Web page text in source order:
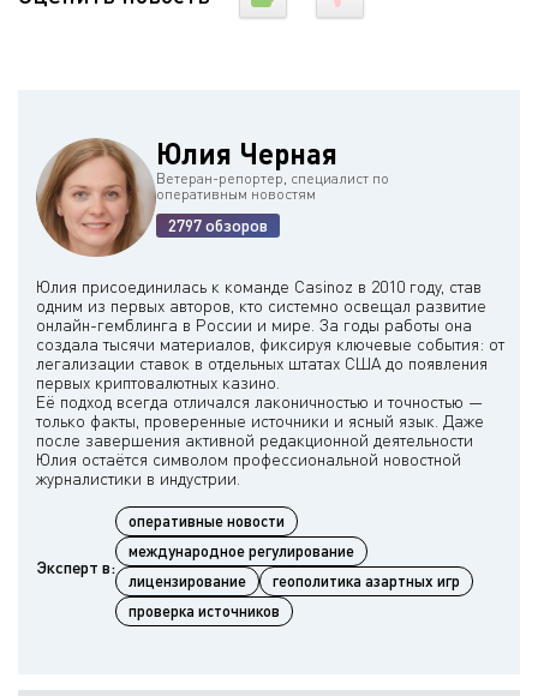
Юлия Черная
Ветеран-репортер, специалист по
оперативным новостям
2797 обзоров
Юлия присоединилась к команде Casinoz в 2010 году, став
одним из первых авторов, кто системно освещал развитие
онлайн-гемблинга в России и мире. За годы работы она
создала тысячи материалов, фиксируя ключевые события: от
легализации ставок в отдельных штатах США до появления
первых криптовалютных казино.
Её подход всегда отличался лаконичностью и точностью —
только факты, проверенные источники и ясный язык. Даже
после завершения активной редакционной деятельности
Юлия остаётся символом профессиональной новостной
Эксперт в:
оперативные новости
международное регулирование
лицензирование
геополитика азартных игр
проверка источников